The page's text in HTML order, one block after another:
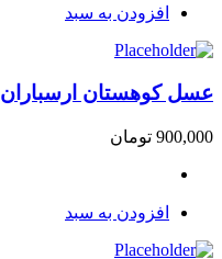
افزودن به سبد
عسل کوهستان ارسباران
900,000 تومان
افزودن به سبد